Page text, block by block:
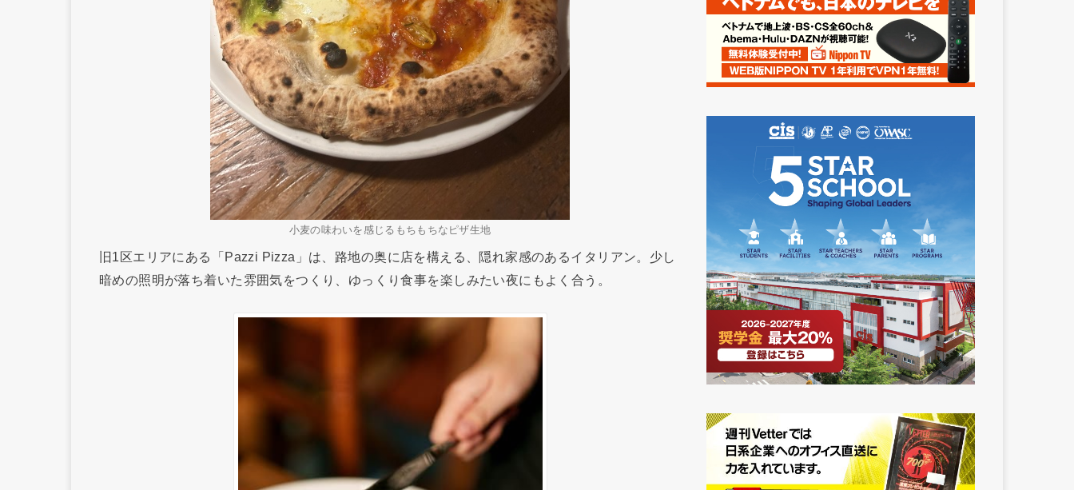
小麦の味わいを感じるもちもちなピザ生地
旧1区エリアにある「Pazzi Pizza」は、路地の奥に店を構える、隠れ家感のあるイタリアン。少し
暗めの照明が落ち着いた雰囲気をつくり、ゆっくり食事を楽しみたい夜にもよく合う。